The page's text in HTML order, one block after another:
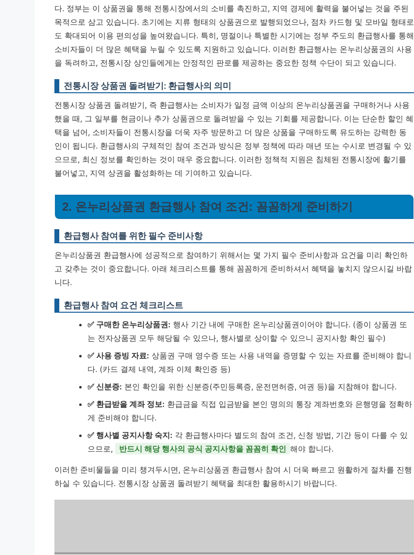
다. 정부는 이 상품권을 통해 전통시장에서의 소비를 촉진하고, 지역 경제에 활력을 불어넣는 것을 주된
목적으로 삼고 있습니다. 초기에는 지류 형태의 상품권으로 발행되었으나, 점차 카드형 및 모바일 형태로
도 확대되어 이용 편의성을 높여왔습니다. 특히, 명절이나 특별한 시기에는 정부 주도의 환급행사를 통해
소비자들이 더 많은 혜택을 누릴 수 있도록 지원하고 있습니다. 이러한 환급행사는 온누리상품권의 사용
을 독려하고, 전통시장 상인들에게는 안정적인 판로를 제공하는 중요한 정책 수단이 되고 있습니다.
전통시장 상품권 돌려받기: 환급행사의 의미
전통시장 상품권 돌려받기, 즉 환급행사는 소비자가 일정 금액 이상의 온누리상품권을 구매하거나 사용
했을 때, 그 일부를 현금이나 추가 상품권으로 돌려받을 수 있는 기회를 제공합니다. 이는 단순한 할인 혜
택을 넘어, 소비자들이 전통시장을 더욱 자주 방문하고 더 많은 상품을 구매하도록 유도하는 강력한 동
인이 됩니다. 환급행사의 구체적인 참여 조건과 방식은 정부 정책에 따라 매년 또는 수시로 변경될 수 있
으므로, 최신 정보를 확인하는 것이 매우 중요합니다. 이러한 정책적 지원은 침체된 전통시장에 활기를
불어넣고, 지역 상권을 활성화하는 데 기여하고 있습니다.
2. 온누리상품권 환급행사 참여 조건: 꼼꼼하게 준비하기
환급행사 참여를 위한 필수 준비사항
온누리상품권 환급행사에 성공적으로 참여하기 위해서는 몇 가지 필수 준비사항과 요건을 미리 확인하
고 갖추는 것이 중요합니다. 아래 체크리스트를 통해 꼼꼼하게 준비하셔서 혜택을 놓치지 않으시길 바랍
니다.
환급행사 참여 요건 체크리스트
✅ 구매한 온누리상품권: 행사 기간 내에 구매한 온누리상품권이어야 합니다. (종이 상품권 또
는 전자상품권 모두 해당될 수 있으나, 행사별로 상이할 수 있으니 공지사항 확인 필수)
✅ 사용 증빙 자료: 상품권 구매 영수증 또는 사용 내역을 증명할 수 있는 자료를 준비해야 합니
다. (카드 결제 내역, 계좌 이체 확인증 등)
✅ 신분증: 본인 확인을 위한 신분증(주민등록증, 운전면허증, 여권 등)을 지참해야 합니다.
✅ 환급받을 계좌 정보: 환급금을 직접 입금받을 본인 명의의 통장 계좌번호와 은행명을 정확하
게 준비해야 합니다.
✅ 행사별 공지사항 숙지: 각 환급행사마다 별도의 참여 조건, 신청 방법, 기간 등이 다를 수 있
으므로,
반드시 해당 행사의 공식 공지사항을 꼼꼼히 확인 해야 합니다.
이러한 준비물들을 미리 챙겨두시면, 온누리상품권 환급행사 참여 시 더욱 빠르고 원활하게 절차를 진행
하실 수 있습니다. 전통시장 상품권 돌려받기 혜택을 최대한 활용하시기 바랍니다.